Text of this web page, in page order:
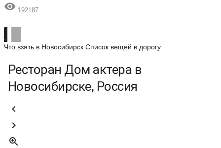
 192187
Что взять в Новосибирск Список вещей в дорогу
Ресторан Дом актера в
Новосибирске, Россия


